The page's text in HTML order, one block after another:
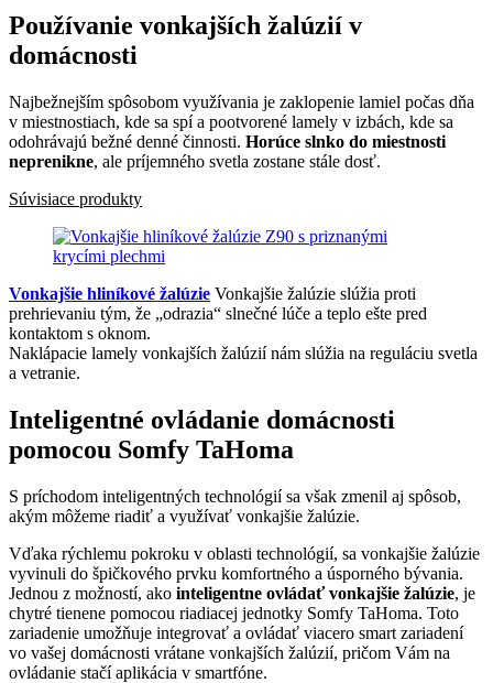
Používanie vonkajších žalúzií v
domácnosti
Najbežnejším spôsobom využívania je zaklopenie lamiel počas dňa
v miestnostiach, kde sa spí a pootvorené lamely v izbách, kde sa
odohrávajú bežné denné činnosti. Horúce slnko do miestnosti
neprenikne, ale príjemného svetla zostane stále dosť.
Súvisiace produkty
Vonkajšie hliníkové žalúzie Vonkajšie žalúzie slúžia proti
prehrievaniu tým, že „odrazia“ slnečné lúče a teplo ešte pred
kontaktom s oknom.
Naklápacie lamely vonkajších žalúzií nám slúžia na reguláciu svetla
a vetranie.
Inteligentné ovládanie domácnosti
pomocou Somfy TaHoma
S príchodom inteligentných technológií sa však zmenil aj spôsob,
akým môžeme riadiť a využívať vonkajšie žalúzie.
Vďaka rýchlemu pokroku v oblasti technológií, sa vonkajšie žalúzie
vyvinuli do špičkového prvku komfortného a úsporného bývania.
Jednou z možností, ako inteligentne ovládať vonkajšie žalúzie, je
chytré tienene pomocou riadiacej jednotky Somfy TaHoma. Toto
zariadenie umožňuje integrovať a ovládať viacero smart zariadení
vo vašej domácnosti vrátane vonkajších žalúzií, pričom Vám na
ovládanie stačí aplikácia v smartfóne.